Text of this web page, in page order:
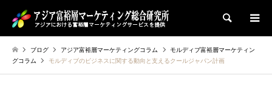
検索
ブログ アジア富裕層マーケティングコラム
モルディブ富裕層マーケティン
グコラム
モルディブのビジネスに関する動向と支えるクールジャパン計画